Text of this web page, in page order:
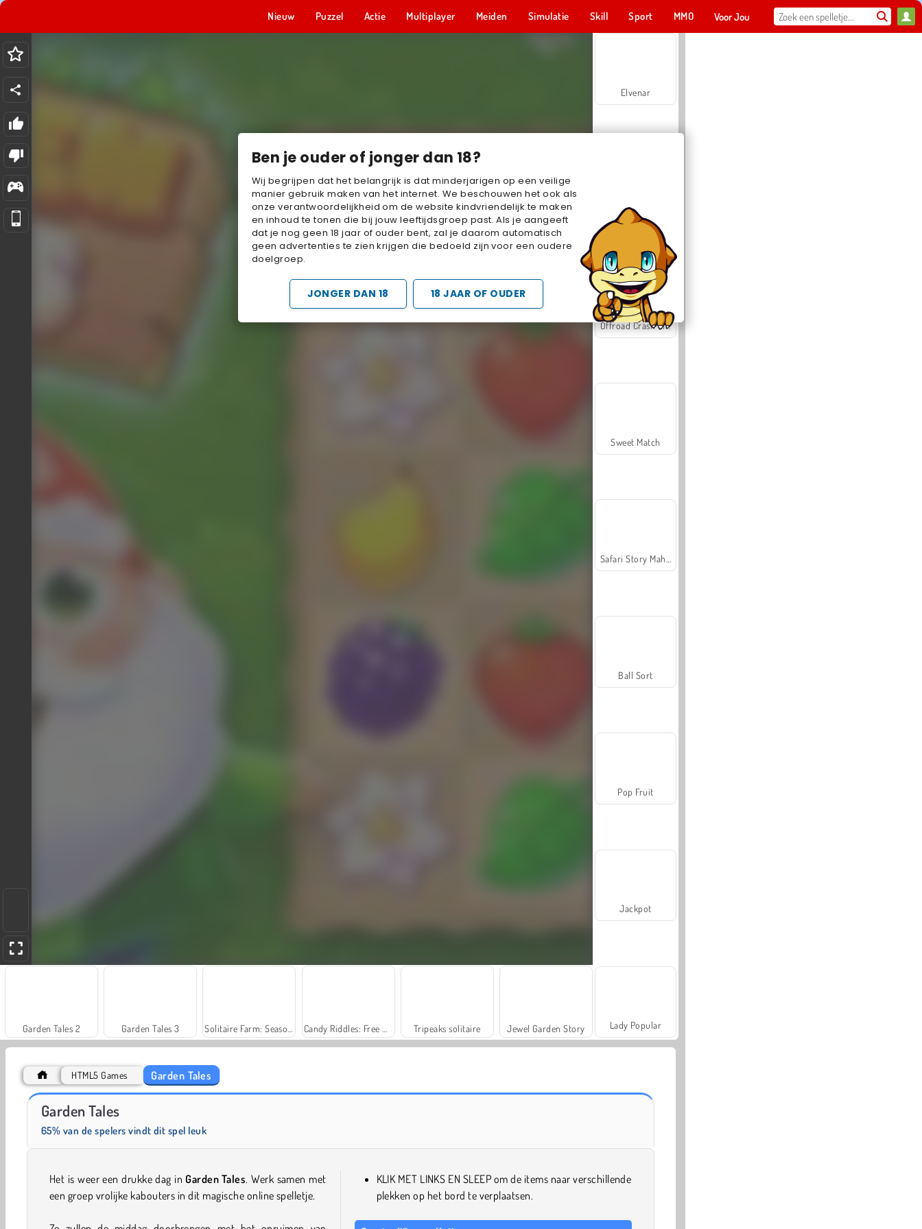
Ben je ouder of jonger dan 18?
Wij begrijpen dat het belangrijk is dat minderjarigen op een veilige
manier gebruik maken van het internet. We beschouwen het ook als
onze verantwoordelijkheid om de website kindvriendelijk te maken
en inhoud te tonen die bij jouw leeftijdsgroep past. Als je aangeeft
dat je nog geen 18 jaar of ouder bent, zal je daarom automatisch
geen advertenties te zien krijgen die bedoeld zijn voor een oudere
doelgroep.
JONGER DAN 18 18 JAAR OF OUDER
Nieuw Puzzel Actie Multiplayer Meiden Simulatie Skill Sport MMO Voor Jou
Garden Tales 2 Garden Tales 3 Tripeaks solitaire Jewel Garden Story
Elvenar
Offroad Crash Climber 4X4
Sweet Match
Ball Sort
Pop Fruit
Jackpot
Lady Popular
HTML5 Games Garden Tales
Garden Tales
65% van de spelers vindt dit spel leuk
Het is weer een drukke dag in Garden Tales. Werk samen met
een groep vrolijke kabouters in dit magische online spelletje.
KLIK MET LINKS EN SLEEP om de items naar verschillende
plekken op het bord te verplaatsen.